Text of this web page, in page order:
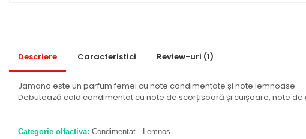
Al Fakhr Perfumes
Al Wataniah
Anfar London
Armaf
Descriere Caracteristici Review-uri (1)
Jamana este un parfum femei cu note condimentate și note lemnoase.
Debutează cald condimentat cu note de scorțișoară și cuișoare, note
Categorie olfactiva: Condimentat - Lemnos